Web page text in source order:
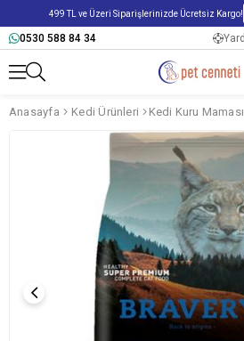
499 TL ve Üzeri Siparişlerinizde Ücretsiz Kargo!
0530 588 84 34
Anasayfa Kedi Ürünleri Kedi Kuru Maması